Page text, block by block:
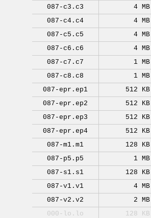
087-c3.c3
4 MB
087-c4.c4
4 MB
087-c5.c5
4 MB
087-c6.c6
4 MB
087-c7.c7
1 MB
087-c8.c8
1 MB
087-epr.ep1
512 KB
087-epr.ep2
512 KB
087-epr.ep3
512 KB
087-epr.ep4
512 KB
087-m1.m1
128 KB
087-p5.p5
1 MB
087-s1.s1
128 KB
087-v1.v1
4 MB
087-v2.v2
2 MB
000-lo.lo
128 KB